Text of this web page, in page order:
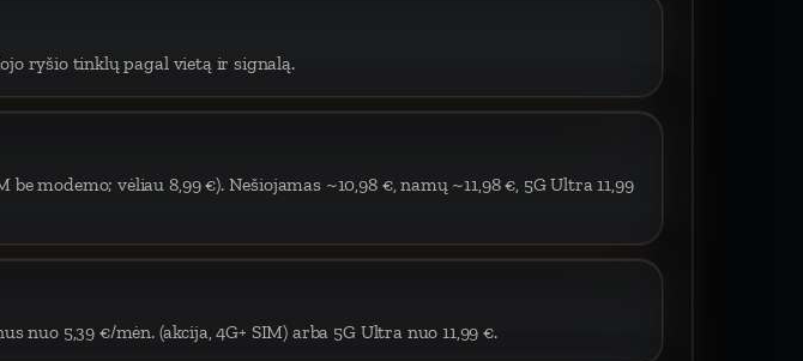
ryšio tinklų pagal vietą ir signalą.
modemo; vėliau 8,99 €). Nešiojamas ~10,98 €, namų ~11,98 €, 5G Ultra 11,99
5,39 €/mėn. (akcija, 4G+ SIM) arba 5G Ultra nuo 11,99 €.